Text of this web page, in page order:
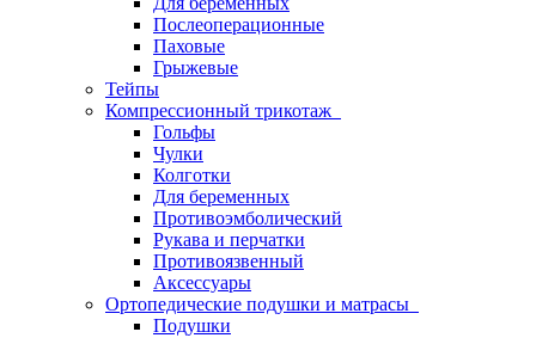
Послеоперационные
Паховые
Грыжевые
Тейпы
Компрессионный трикотаж
Гольфы
Чулки
Колготки
Для беременных
Противоэмболический
Рукава и перчатки
Противоязвенный
Аксессуары
Ортопедические подушки и матрасы
Подушки